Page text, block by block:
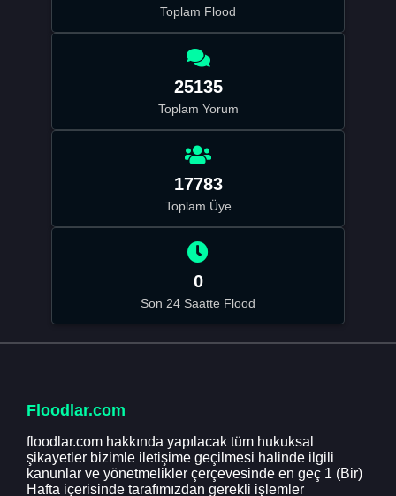
Toplam Flood
25135
Toplam Yorum
17783
Toplam Üye
0
Son 24 Saatte Flood
Floodlar.com
floodlar.com hakkında yapılacak tüm hukuksal
şikayetler bizimle iletişime geçilmesi halinde ilgili
kanunlar ve yönetmelikler çerçevesinde en geç 1 (Bir)
Hafta içerisinde tarafımızdan gerekli işlemler